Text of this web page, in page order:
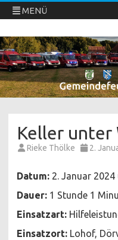
MENÜ
Freiwillige
Keller unter
Rieke Thölke 2.
Datum: 2. Januar
Dauer: 1 Stunde 1
Einsatzart:
Einsatzort: Lohof,